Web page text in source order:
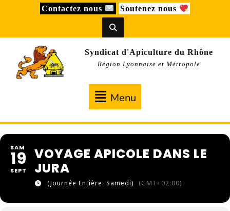
Contactez nous Soutenez nous
Syndicat d'Apiculture du Rhône
Région Lyonnaise et Métropole
Menu
SAM
19
SEPT
VOYAGE APICOLE DANS LE
JURA
(Journée Entière: Samedi) (GMT+02:00)